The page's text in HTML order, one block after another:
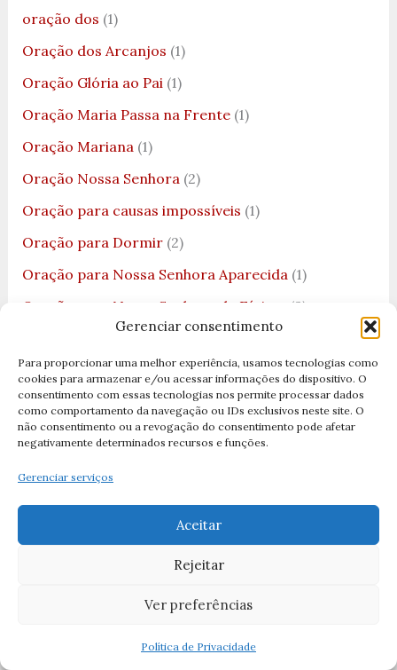
Gerenciar consentimento
Para proporcionar uma melhor experiência, usamos tecnologias como
cookies para armazenar e/ou acessar informações do dispositivo. O
consentimento com essas tecnologias nos permite processar dados
como comportamento da navegação ou IDs exclusivos neste site. O
não consentimento ou a revogação do consentimento pode afetar
negativamente determinados recursos e funções.
Gerenciar serviços
Aceitar
Rejeitar
Ver preferências
Política de Privacidade
oração dos (1)
Oração dos Arcanjos (1)
Oração Glória ao Pai(1)
Oração Maria Passa na Frente(1)
Oração Mariana(1)
Oração Nossa Senhora(2)
Oração para causas impossíveis (1)
Oração para Dormir(2)
Oração para Nossa Senhora Aparecida(1)
Oração para Nossa Senhora de Fátima
(3)
Oração para São José(1)
Oração Salve Rainha(3)
Orações(77)
(1)
Orações de Nossa Senhora Aparecida